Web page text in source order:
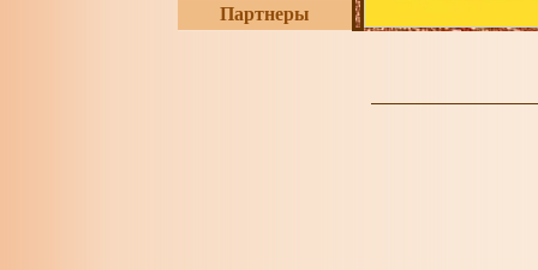
Партнеры